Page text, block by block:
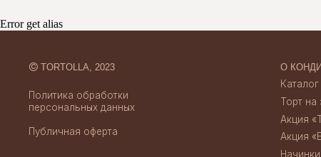
Error get alias